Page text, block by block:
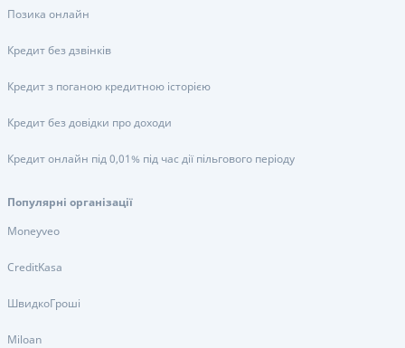
Позика онлайн
Кредит без дзвінків
Кредит з поганою кредитною історією
Кредит без довідки про доходи
Кредит онлайн під 0,01% під час дії пільгового періоду
Популярні організації
Moneyveo
CreditKasa
ШвидкоГроші
Miloan